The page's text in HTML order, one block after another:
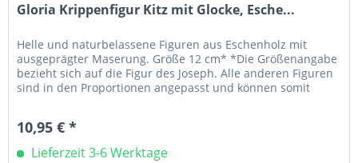
Gloria Krippenfigur Kitz mit Glocke, Esche...
Helle und naturbelassene Figuren aus Eschenholz mit
ausgeprägter Maserung. Größe 12 cm* *Die Größenangabe
bezieht sich auf die Figur des Joseph. Alle anderen Figuren
sind in den Proportionen angepasst und können somit
10,95 € *
Lieferzeit 3-6 Werktage